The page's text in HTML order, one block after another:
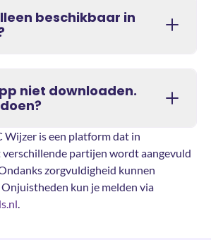
beschikbaar in
niet downloaden.
Wijzer is een platform dat in
partijen wordt aangevuld
zorgvuldigheid kunnen
kun je melden via